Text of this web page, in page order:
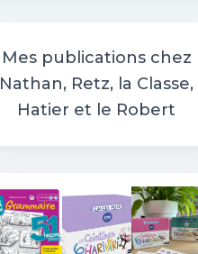
Mes publications chez
Nathan, Retz, la Classe,
Hatier et le Robert